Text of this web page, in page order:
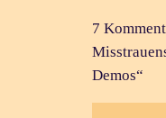
7
Demos“